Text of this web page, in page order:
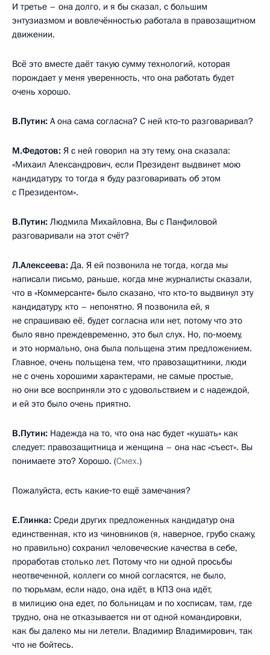
И третье – она долго, и я бы сказал, с большим
энтузиазмом и вовлечённостью работала в правозащитном
движении.
Всё это вместе даёт такую сумму технологий, которая
порождает у меня уверенность, что она работать будет
очень хорошо.
В.Путин: А она сама согласна? С ней кто‑то разговаривал?
М.Федотов: Я с ней говорил на эту тему, она сказала:
«Михаил Александрович, если Президент выдвинет мою
кандидатуру, то тогда я буду разговаривать об этом
с Президентом».
В.Путин: Людмила Михайловна, Вы с Панфиловой
разговаривали на этот счёт?
Л.Алексеева: Да. Я ей позвонила не тогда, когда мы
написали письмо, раньше, когда мне журналисты сказали,
что в «Коммерсанте» было сказано, что кто‑то выдвинул эту
кандидатуру, кто – непонятно. Я позвонила ей, я
не спрашиваю её, будет согласна или нет, потому что это
было явно преждевременно, это был слух. Но, по‑моему,
и это нормально, она была польщена этим предложением.
Главное, очень польщена тем, что правозащитники, люди
не с очень хорошими характерами, не самые простые,
но они все восприняли это с удовольствием и с надеждой,
и ей это было очень приятно.
В.Путин: Надежда на то, что она нас будет «кушать» как
следует: правозащитница и женщина – она нас «съест». Вы
понимаете это? Хорошо. (Смех.)
Пожалуйста, есть какие‑то ещё замечания?
Е.Глинка: Среди других предложенных кандидатур она
единственная, кто из чиновников (я, наверное, грубо скажу,
но правильно) сохранил человеческие качества в себе,
проработав столько лет. Потому что ни одной просьбы
неотвеченной, коллеги со мной согласятся, не было,
по тюрьмам, если надо, она идёт, в КПЗ она идёт,
в милицию она едет, по больницам и по хосписам, там, где
трудно, она не отказывается ни от одной командировки,
как бы далеко мы ни летели. Владимир Владимирович, так
что не бойтесь.